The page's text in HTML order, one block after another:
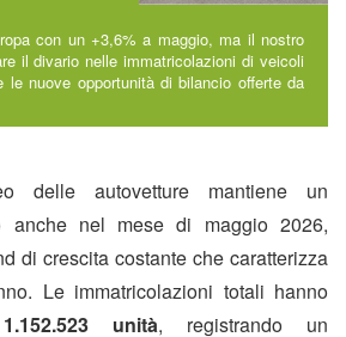
con un +3,6% a maggio, ma il nostro
il divario nelle immatricolazioni di veicoli
le nuove opportunità di bilancio offerte da
delle autovetture mantiene un
anche nel mese di maggio 2026,
di crescita costante che caratterizza
Le immatricolazioni totali hanno
1.152.523 unità, registrando un